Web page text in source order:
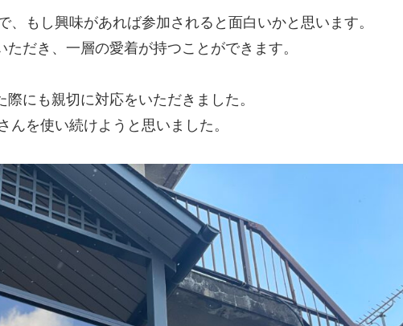
、もし興味があれば参加されると面白いかと思います。
だき、一層の愛着が持つことができます。
にも親切に対応をいただきました。
んを使い続けようと思いました。